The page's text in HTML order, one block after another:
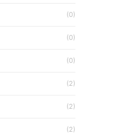
(0)
(0)
(0)
(2)
(2)
(2)